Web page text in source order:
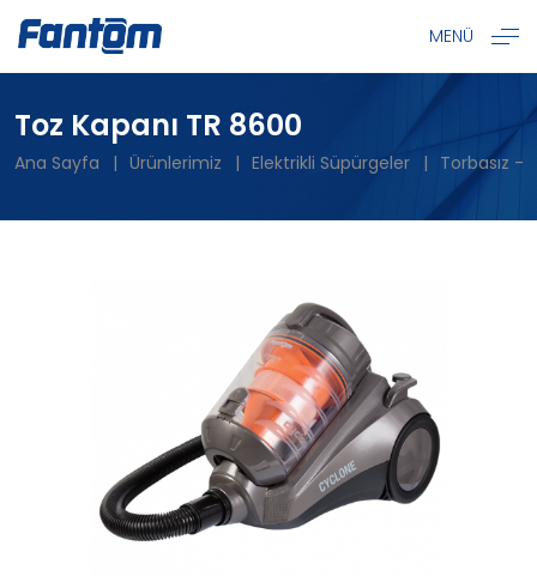
MENÜ
Toz Kapanı TR 8600
Ana Sayfa Ürünlerimiz Elektrikli Süpürgeler Torbasız -